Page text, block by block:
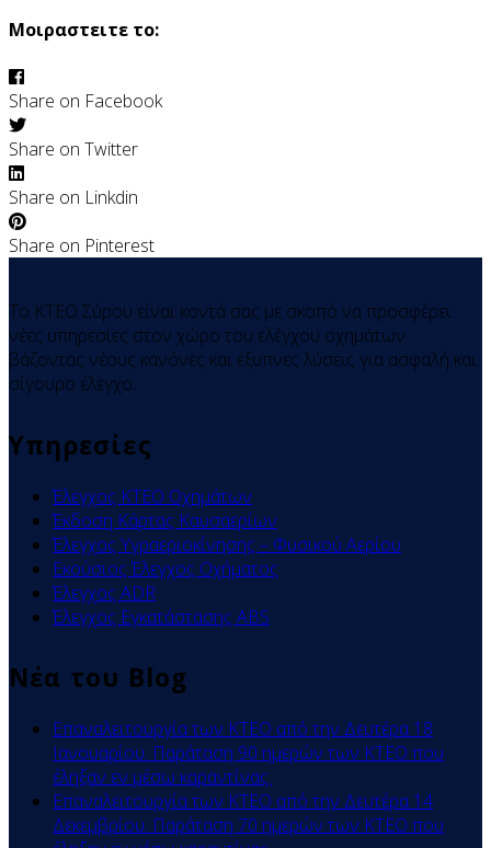
Μοιραστειτε το:
Share on Facebook
Share on Twitter
Share on Linkdin
Share on Pinterest
Τo KTEO Σύρου είναι κοντά σας με σκοπό να προσφέρει
νέες υπηρεσίες στον χώρο του ελέγχου οχημάτων
βάζοντας νέους κανόνες και έξυπνες λύσεις για ασφαλή και
σίγουρο έλεγχο.
Υπηρεσίες
Έλεγχος ΚΤΕΟ Οχημάτων
Έκδοση Κάρτας Καυσαερίων
Έλεγχος Υγραεριοκίνησης – Φυσικού Αερίου
Εκούσιος Έλεγχος Οχήματος
Έλεγχος ADR
Έλεγχος Εγκατάστασης ABS
Νέα του Blog
Επαναλειτουργία των ΚΤΕΟ από την Δευτέρα 18
Ιανουαρίου. Παράταση 90 ημερών των ΚΤΕΟ που
έληξαν εν μέσω καραντίνας.
Επαναλειτουργία των ΚΤΕΟ από την Δευτέρα 14
Δεκεμβρίου. Παράταση 70 ημερών των ΚΤΕΟ που